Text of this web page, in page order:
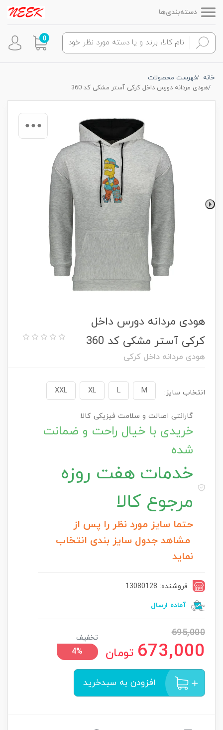
دسته‌بندی‌ها
0
خانه
فهرست محصولات
هودی مردانه دورس داخل کرکی آستر مشکی کد 360
هودی مردانه دورس داخل
کرکی آستر مشکی کد 360
هودی مردانه داخل کرکی
انتخاب سایز: M
L
XL
XXL
گارانتی اصالت و سلامت فیزیکی کالا
خریدی با خیال راحت و ضمانت
شده
خدمات هفت روزه
مرجوع کالا
حتما سایز مورد نظر را پس از
مشاهد جدول سایز بندی انتخاب
نماید
فروشنده: 13080128
آماده ارسال
695,000
673,000 تومان
تخفیف
4%
افزودن به سبدخرید